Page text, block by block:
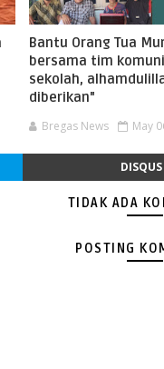
Bantu Orang Tua
bersama tim
sekolah,
diberikan"
Bregas News May
DISQUS
TIDAK ADA
POSTING